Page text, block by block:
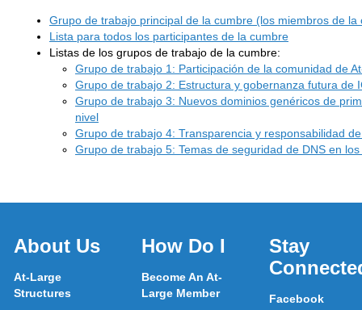
Grupo de trabajo principal de la cumbre (los miembros de
Lista para todos los participantes de la cumbre
Listas de los grupos de trabajo de la cumbre:
Grupo de trabajo 1: Participación de la comunidad de
Grupo de trabajo 2: Estructura y gobernanza futura de
Grupo de trabajo 3: Nuevos dominios genéricos de
nivel
Grupo de trabajo 4: Transparencia y responsabilidad
Grupo de trabajo 5: Temas de seguridad de DNS en
About Us
At-Large
Structures
How Do I
Become An At-
Large Member
Stay
Facebook